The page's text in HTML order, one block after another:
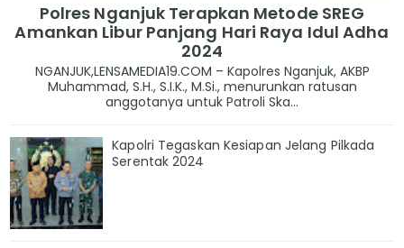
Polres Nganjuk Terapkan Metode SREG
Amankan Libur Panjang Hari Raya Idul Adha
2024
NGANJUK,LENSAMEDIA19.COM – Kapolres Nganjuk, AKBP
Muhammad, S.H., S.I.K., M.Si., menurunkan ratusan
anggotanya untuk Patroli Ska...
Kapolri Tegaskan Kesiapan Jelang Pilkada
Serentak 2024